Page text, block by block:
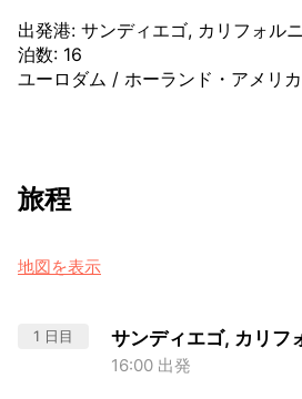
出発港: サンディエゴ, カリフォル
泊数: 16
ユーロダム / ホーランド・アメリ
旅程
地図を表示
1 日目 サンディエゴ, カリフ
16:00 出発